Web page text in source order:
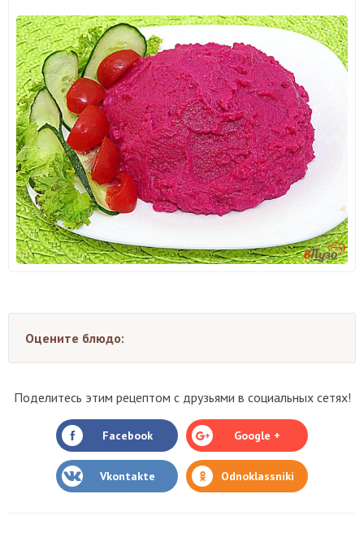
Оцените блюдо:
Поделитесь этим рецептом с друзьями в социальных сетях!
Facebook Google +
Vkontakte Odnoklassniki